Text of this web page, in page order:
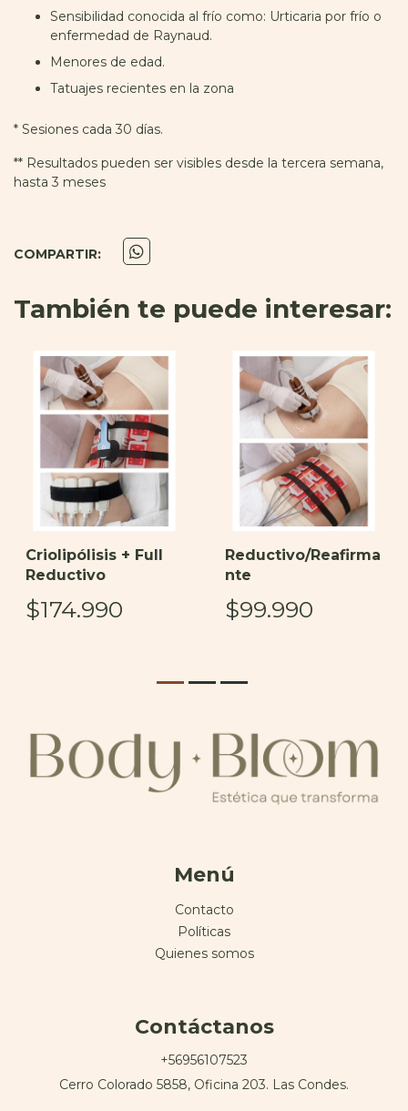
Sensibilidad conocida al frío como: Urticaria por frío o
enfermedad de Raynaud.
Menores de edad.
Tatuajes recientes en la zona
* Sesiones cada 30 días.
** Resultados pueden ser visibles desde la tercera semana,
hasta 3 meses
COMPARTIR:
También te puede interesar:
Criolipólisis + Full
Reductivo
$174.990
Reductivo/Reafirma
nte
$99.990
Menú
Contacto
Políticas
Quienes somos
Contáctanos
+56956107523
Cerro Colorado 5858, Oficina 203. Las Condes.